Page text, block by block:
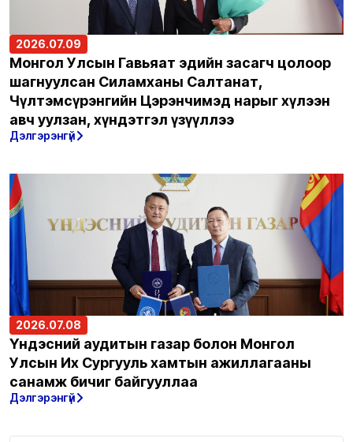
2026.07.09
Монгол Улсын Гавьяат эдийн засагч цолоор
шагнуулсан Силамханы Салтанат,
Чүлтэмсүрэнгийн Цэрэнчимэд нарыг хүлээн
авч уулзан, хүндэтгэл үзүүллээ
Дэлгэрэнгүй
2026.07.08
Үндэсний аудитын газар болон Монгол
Улсын Их Сургууль хамтын ажиллагааны
санамж бичиг байгууллаа
Дэлгэрэнгүй